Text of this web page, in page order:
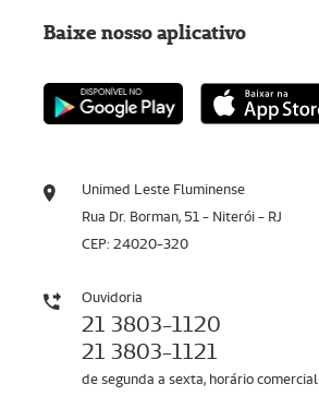
Unimed Leste Fluminense
Rua Dr. Borman, 51 - Niterói - RJ
CEP: 24020-320
Ouvidoria
21 3803-1120
21 3803-1121
de segunda a sexta, horário comercial
Baixe nosso aplicativo